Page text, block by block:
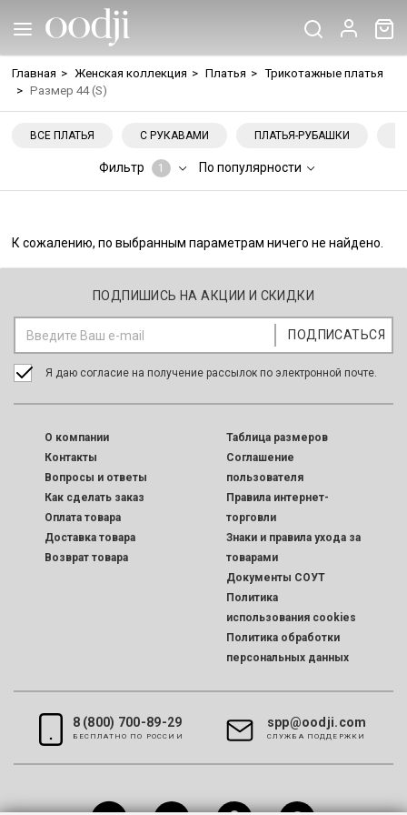
Главная > Женская коллекция > Платья > Трикотажные платья
> Размер 44 (S)
ВСЕ ПЛАТЬЯ С РУКАВАМИ ПЛАТЬЯ-РУБАШКИ
Фильтр 1 По популярности
К сожалению, по выбранным параметрам ничего не найдено.
ПОДПИШИСЬ НА АКЦИИ И СКИДКИ
Я даю согласие на получение рассылок по электронной почте.
O компании
Контакты
Вопросы и ответы
Как сделать заказ
Оплата товара
Доставка товара
Возврат товара
Таблица размеров
Соглашение
пользователя
Правила интернет-
торговли
Знаки и правила ухода за
товарами
Документы СОУТ
Политика
использования cookies
Политика обработки
персональных данных
8 (800) 700-89-29
БЕСПЛАТНО ПО РОССИИ
spp@oodji.com
CЛУЖБА ПОДДЕРЖКИ